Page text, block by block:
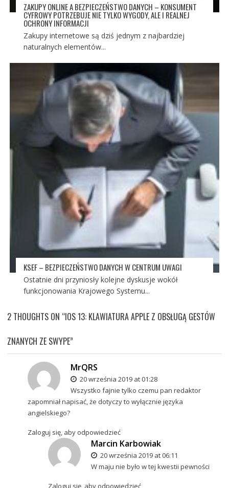
ZAKUPY ONLINE A BEZPIECZEŃSTWO DANYCH – KONSUMENT
CYFROWY POTRZEBUJE NIE TYLKO WYGODY, ALE I REALNEJ
OCHRONY INFORMACJI
Zakupy internetowe są dziś jednym z najbardziej
naturalnych elementów...
KSEF – BEZPIECZEŃSTWO DANYCH W CENTRUM UWAGI
Ostatnie dni przyniosły kolejne dyskusje wokół
funkcjonowania Krajowego Systemu...
2 THOUGHTS ON “IOS 13: KLAWIATURA APPLE Z OBSŁUGĄ GESTÓW
ZNANYCH ZE SWYPE”
MrQRS
20 września 2019 at 01:28
Wszystko fajnie tylko czemu pan redaktor
zapomniał napisać, że dotyczy to wyłącznie języka
angielskiego?
Zaloguj się, aby odpowiedzieć
Marcin Karbowiak
20 września 2019 at 06:11
W maju nie było w tej kwestii pewności
Zaloguj się, aby odpowiedzieć